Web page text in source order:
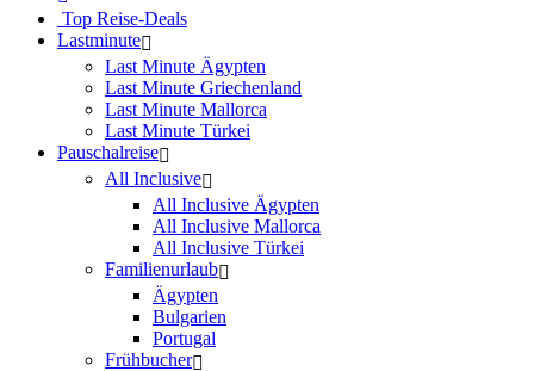
Top Reise-Deals
Lastminute
Last Minute Ägypten
Last Minute Griechenland
Last Minute Mallorca
Last Minute Türkei
Pauschalreise
All Inclusive
All Inclusive Ägypten
All Inclusive Mallorca
All Inclusive Türkei
Familienurlaub
Ägypten
Bulgarien
Portugal
Frühbucher